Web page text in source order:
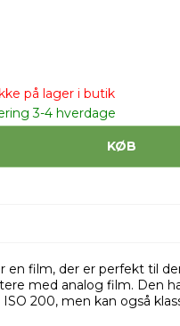
på lager i butik
3-4 hverdage
KØB
en film, der er perfekt til
med analog film. Den
200, men kan også